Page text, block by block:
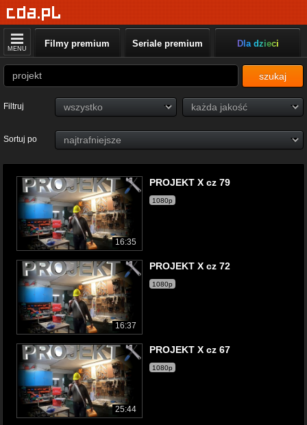
MENU Filmy premium Seriale premium Dla dzieci
szukaj
Filtruj
Sortuj po
16:35
PROJEKT X cz 79
1080p
16:37
PROJEKT X cz 72
1080p
25:44
PROJEKT X cz 67
1080p